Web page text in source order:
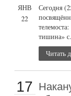
ЯНВ
22
Сегодня
тишина»
Читать
17